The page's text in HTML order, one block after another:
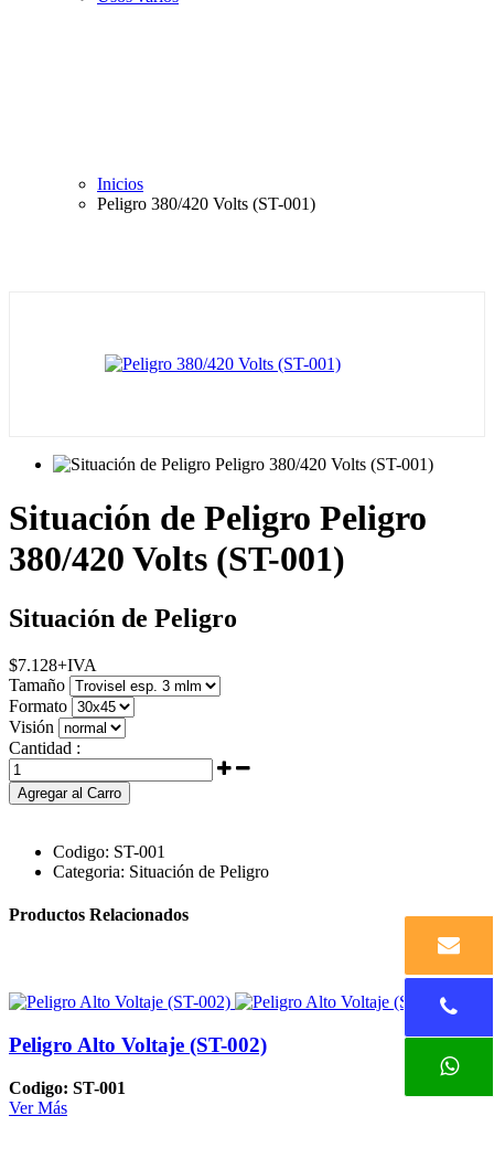
Inicios
Peligro 380/420 Volts (ST-001)
Situación de Peligro Peligro
380/420 Volts (ST-001)
Situación de Peligro
$7.128+IVA
Tamaño
Formato
Visión
Cantidad :
Agregar al Carro
Codigo: ST-001
Categoria: Situación de Peligro
Productos Relacionados
Peligro Alto Voltaje (ST-002)
Codigo: ST-001
Ver Más